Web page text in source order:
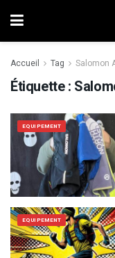
Accueil Tag Salomon
Étiquette :
EQUIPEMENT
EQUIPEMENT